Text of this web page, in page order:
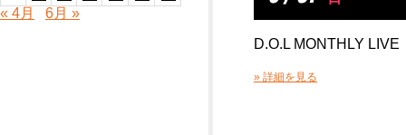
« 4月 6月 »
D.O.L MONTHLY LIVE
» 詳細を見る